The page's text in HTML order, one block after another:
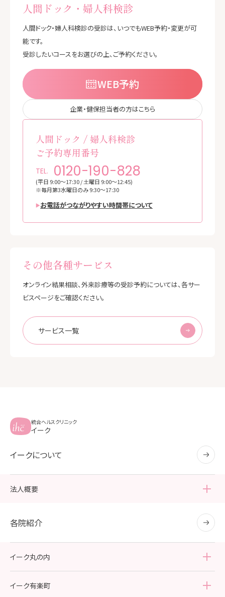
人間ドック・婦人科検診
人間ドック・婦人科検診の受診は、いつでもWEB予約・変更が可
能です。
受診したいコースをお選びの上、ご予約ください。
WEB予約
企業・健保担当者の方はこちら
人間ドック / 婦人科検診
ご予約専用番号
TEL. 0120-190-828
(平日 9:00～17:30 / 土曜日 9:00～12:45)
※毎月第3水曜日のみ 9:30～17:30
お電話がつながりやすい時間帯について
その他各種サービス
オンライン結果相談、外来診療等の受診予約については、各サー
ビスページをご確認ください。
サービス一覧
統合ヘルスクリニック
イーク
イークについて
法人概要
各種認定・認証の取得
各院紹介
イーク丸の内
院内紹介
イーク有楽町